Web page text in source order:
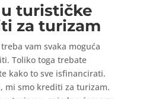
turističke
za turizam
vam svaka moguća
Toliko toga trebate
kako to sve isfinancirati.
mi smo krediti za turizam.